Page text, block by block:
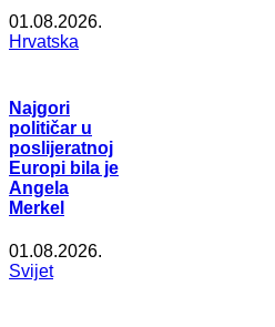
01.08.2026.
Hrvatska
Najgori
političar u
poslijeratnoj
Europi bila je
Angela
Merkel
01.08.2026.
Svijet